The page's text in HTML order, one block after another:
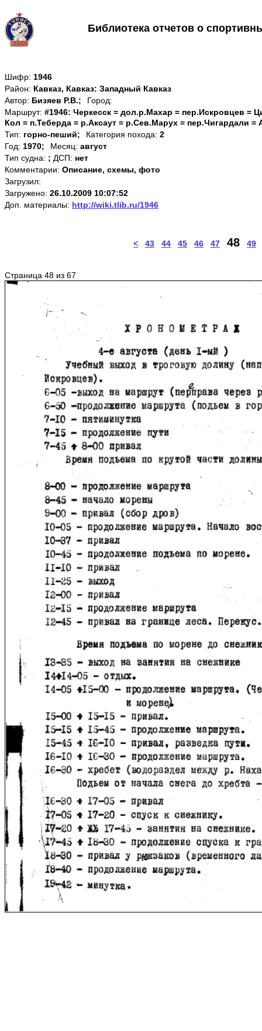
Библиотека отчетов о
Шифр: 1946
Район: Кавказ, Кавказ: Западный Кавказ
Автор: Бизяев Р.В.;
Город:
Маршрут: #1946: Черкесск = дол.р.Махар = пер.Искровцев =
Кол = п.Теберда = р.Аксаут = р.Сев.Марух = пер.Чигардали =
Тип: горно-пеший; Категория похода: 2
Год: 1970; Месяц: август
Тип судна: ; ДСП: нет
Комментарии: Описание, схемы, фото
Загрузил:
Загружено: 26.10.2009 10:07:52
Доп. материалы: http://wiki.tlib.ru/1946
< 43 44 45 46 47 48 49
Страница 48 из 67